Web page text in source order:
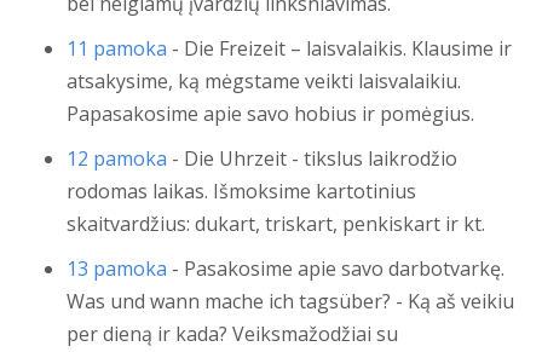
11 pamoka - Die Freizeit – laisvalaikis. Klausime ir
atsakysime, ką mėgstame veikti laisvalaikiu.
Papasakosime apie savo hobius ir pomėgius.
12 pamoka - Die Uhrzeit - tikslus laikrodžio
rodomas laikas. Išmoksime kartotinius
skaitvardžius: dukart, triskart, penkiskart ir kt.
13 pamoka - Pasakosime apie savo darbotvarkę.
Was und wann mache ich tagsüber? - Ką aš veikiu
per dieną ir kada? Veiksmažodžiai su